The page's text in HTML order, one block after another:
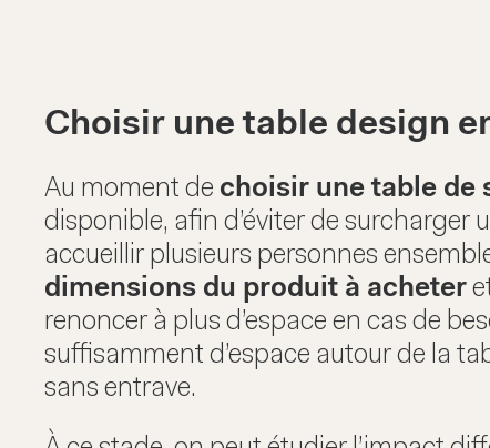
Choisir une table design
Au moment de choisir une table de
disponible, afin d’éviter de surcharger
accueillir plusieurs personnes
dimensions du produit à acheter
renoncer à plus d’espace en cas de
suffisamment d’espace autour de la
sans entrave.